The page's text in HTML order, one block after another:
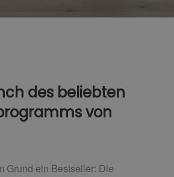
des beliebten
von
Grund ein Bestseller: Die